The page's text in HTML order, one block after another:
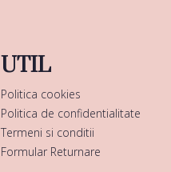
UTIL
Politica cookies
Politica de confidentialitate
Termeni si conditii
Formular Returnare